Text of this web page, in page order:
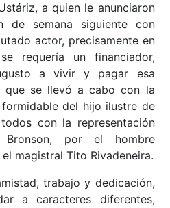
a quien le anunciaron
de semana siguiente con
actor, precisamente en
requería un financiador,
a vivir y pagar esa
que se llevó a cabo con la
del hijo ilustre de
con la representación
Bronson, por el hombre
magistral Tito Rivadeneira.
trabajo y dedicación,
a caracteres diferentes,